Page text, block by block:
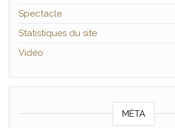
Spectacle
Statistiques du site
Vidéo
MÉTA